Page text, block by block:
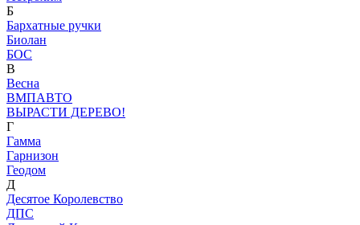
Б
Бархатные ручки
Биолан
БОС
В
Весна
ВМПАВТО
ВЫРАСТИ ДЕРЕВО!
Г
Гамма
Гарнизон
Геодом
Д
Десятое Королевство
ДПС